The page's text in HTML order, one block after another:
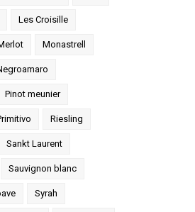
Les Croisille
Monastrell
Pinot meunier
Riesling
Sankt Laurent
Sauvignon blanc
Syrah